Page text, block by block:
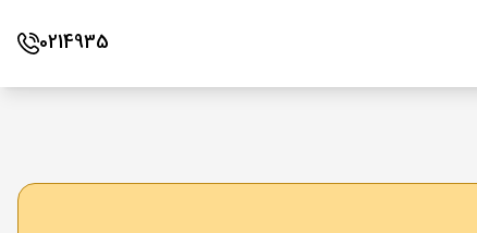
0214935